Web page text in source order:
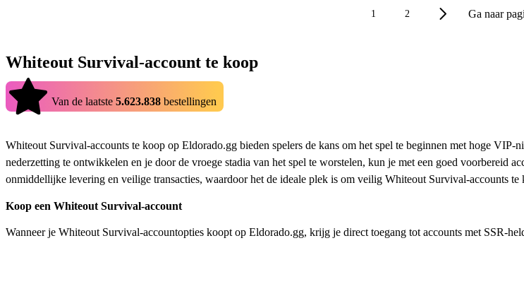
1 2 Ga naar
Whiteout Survival-account te koop
Van de laatste 5.623.838 bestellingen
Whiteout Survival-accounts te koop op Eldorado.gg bieden spelers de kans om het spel te beginnen met hoge
nederzetting te ontwikkelen en je door de vroege stadia van het spel te worstelen, kun je met een goed voorbereid
onmiddellijke levering en veilige transacties, waardoor het de ideale plek is om veilig Whiteout Survival-accounts te
Koop een Whiteout Survival-account
Wanneer je Whiteout Survival-accountopties koopt op Eldorado.gg, krijg je direct toegang tot accounts met SSR-